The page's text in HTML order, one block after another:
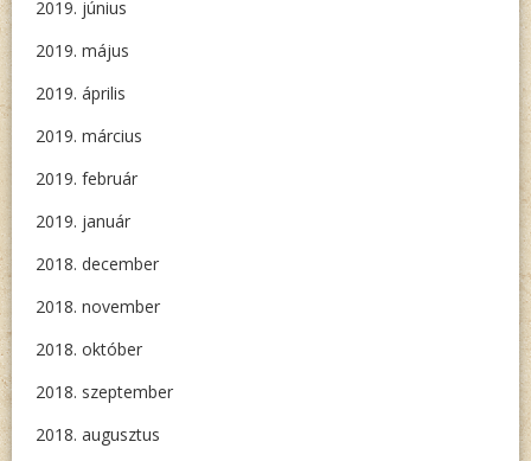
2019. június
2019. május
2019. április
2019. március
2019. február
2019. január
2018. december
2018. november
2018. október
2018. szeptember
2018. augusztus